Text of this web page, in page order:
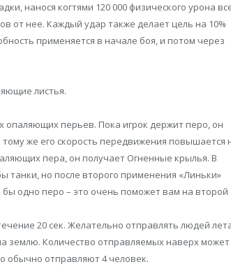
нанося когтями 120 000 физического урона
от нее. Каждый удар также делает цель на 10%
применяется в начале боя, и потом через
листья.
опаляющих перьев. Пока игрок держит перо, он
же его скорость передвижения повышается
пера, он получает Огненные крылья. В
танки, но после второго применения «Линьки»
одно перо – это очень поможет вам на второй
20 сек. Желательно отправлять людей
землю. Количество отправляемых наверх может
обычно отправляют 4 человек.